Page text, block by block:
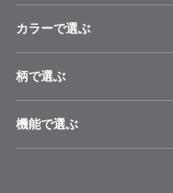
カラーで選ぶ
柄で選ぶ
機能で選ぶ